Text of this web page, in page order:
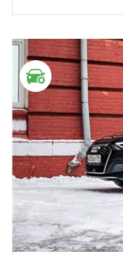
ТЕСТ ДРАЙВ